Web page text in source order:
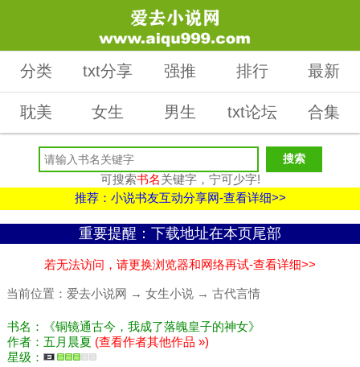
分类 txt分享 强推 排行 最新
耽美 女生 男生 txt论坛 合集
可搜索书名关键字，宁可少字!
推荐：小说书友互动分享网-查看详细>>
重要提醒：下载地址在本页尾部
若无法访问，请更换浏览器和网络再试-查看详细>>
当前位置： 爱去小说网 → 女生小说 → 古代言情
书名：《铜镜通古今，我成了落魄皇子的神女》
作者：五月晨夏 (查看作者其他作品 »)
星级：